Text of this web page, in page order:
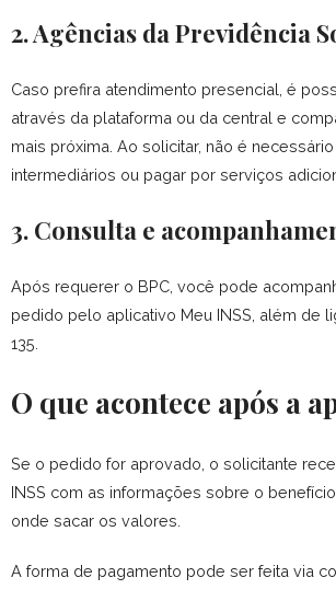
2. Agências da Previdência
Caso prefira atendimento presencial, é
através da plataforma ou da central e
mais próxima. Ao solicitar, não é
intermediários ou pagar por serviços
3. Consulta e
Após requerer o BPC, você pode
pedido pelo aplicativo Meu INSS, além de
135.
O que acontece após a
Se o pedido for aprovado, o solicitante
INSS com as informações sobre o
onde sacar os valores.
A forma de pagamento pode ser feita via